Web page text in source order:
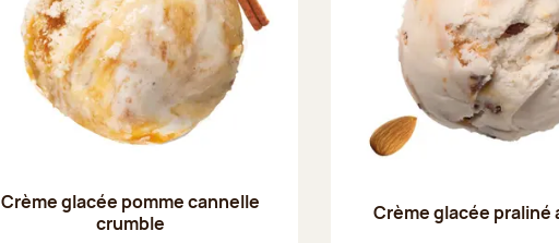
Crème glacée pomme cannelle
crumble
Crème glacée praliné